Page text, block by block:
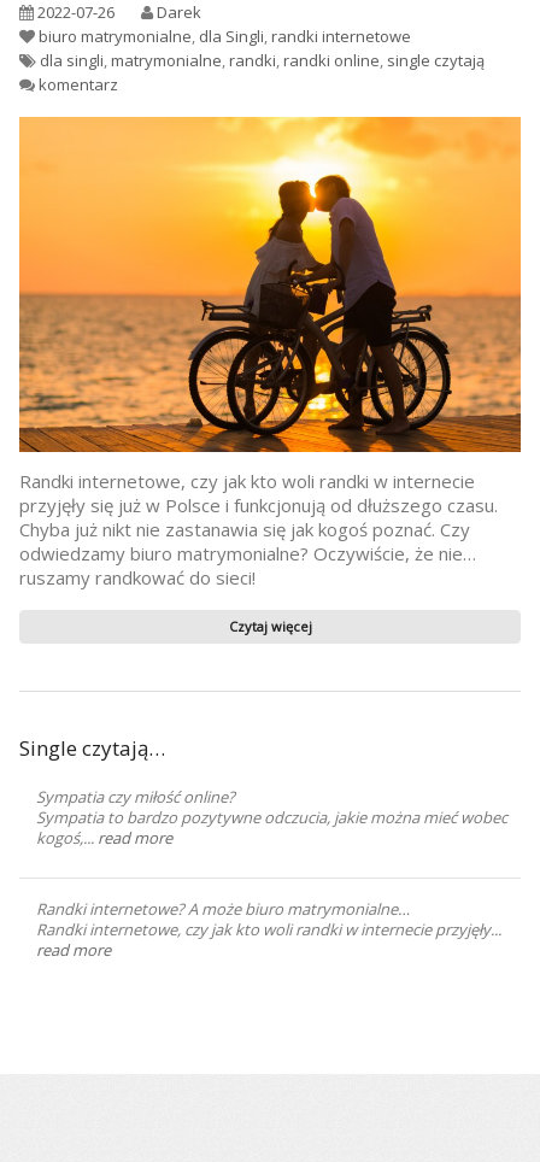
2022-07-26
Darek
biuro matrymonialne, dla Singli,randki internetowe
dla singli,matrymonialne,randki,randki online, single czytają
komentarz
Randki internetowe, czy jak kto woli randki w internecie
przyjęły się już w Polsce i funkcjonują od dłuższego czasu.
Chyba już nikt nie zastanawia się jak kogoś poznać. Czy
odwiedzamy biuro matrymonialne? Oczywiście, że nie…
ruszamy randkować do sieci!
Czytaj więcej
Single czytają…
Sympatia czy miłość online?
Sympatia to bardzo pozytywne odczucia, jakie można mieć wobec
kogoś,... read more
Randki internetowe? A może biuro matrymonialne…
Randki internetowe, czy jak kto woli randki w internecie przyjęły...
read more